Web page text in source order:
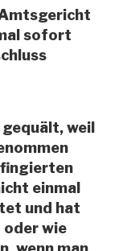
sofort
weil
fingierten
einmal
und hat
oder wie